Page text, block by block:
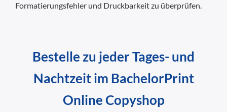
Formatierungsfehler und Druckbarkeit zu überprüfen.
Bestelle zu jeder Tages- und
Nachtzeit im BachelorPrint
Online Copyshop